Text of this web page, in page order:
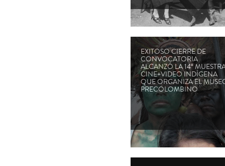
EXITOSO CIERRE DE
CONVOCATORIA
ALCANZÓ LA 14°
CINE+VIDEO INDÍGENA
QUE ORGANIZA EL
PRECOLOMBINO